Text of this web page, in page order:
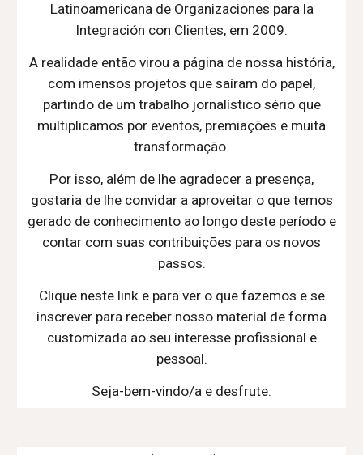
Latinoamericana de Organizaciones para la
Integración con Clientes, em 2009.
A realidade então virou a página de nossa história,
com imensos projetos que saíram do papel,
partindo de um trabalho jornalístico sério que
multiplicamos por eventos, premiações e muita
transformação.
Por isso, além de lhe agradecer a presença,
gostaria de lhe convidar a aproveitar o que temos
gerado de conhecimento ao longo deste período e
contar com suas contribuições para os novos
passos.
Clique neste link e para ver o que fazemos e se
inscrever para receber nosso material de forma
customizada ao seu interesse profissional e
pessoal.
Seja-bem-vindo/a e desfrute.